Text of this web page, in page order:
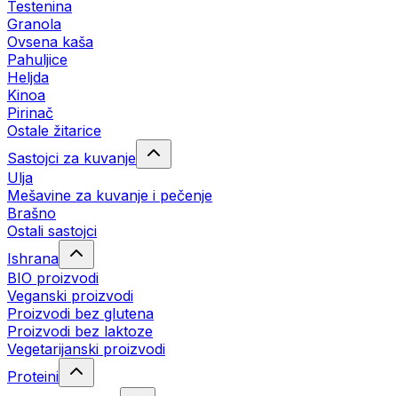
Testenina
Granola
Ovsena kaša
Pahuljice
Heljda
Kinoa
Pirinač
Ostale žitarice
Sastojci za kuvanje
Ulja
Mešavine za kuvanje i pečenje
Brašno
Ostali sastojci
Ishrana
BIO proizvodi
Veganski proizvodi
Proizvodi bez glutena
Proizvodi bez laktoze
Vegetarijanski proizvodi
Proteini